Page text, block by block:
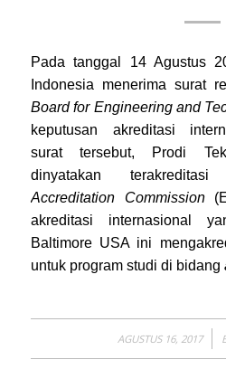
Pada tanggal 14 Agustus
Indonesia menerima surat
Board for Engineering and
keputusan akreditasi
surat tersebut, Prodi
dinyatakan
Accreditation Commission
akreditasi internasional
Baltimore USA ini
untuk program studi di bidang
AGUSTUS 16, 2017
/